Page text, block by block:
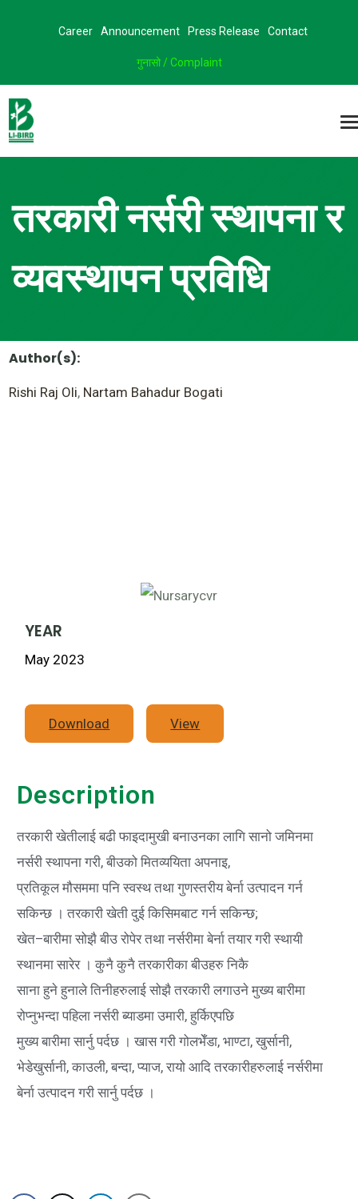
Career Announcement Press Release Contact
गुनासो / Complaint
तरकारी नर्सरी स्थापना र
व्यवस्थापन प्रविधि
Author(s):
Rishi Raj Oli, Nartam Bahadur Bogati
YEAR
May 2023
Download View
Description
तरकारी खेतीलाई बढी फाइदामुखी बनाउनका लागि सानो जमिनमा
नर्सरी स्थापना गरी, बीउको मितव्ययिता अपनाइ,
प्रतिकूल मौसममा पनि स्वस्थ तथा गुणस्तरीय बेर्ना उत्पादन गर्न
सकिन्छ । तरकारी खेती दुई किसिमबाट गर्न सकिन्छ;
खेत–बारीमा सोझै बीउ रोपेर तथा नर्सरीमा बेर्ना तयार गरी स्थायी
स्थानमा सारेर । कुनै कुनै तरकारीका बीउहरु निकै
साना हुने हुनाले तिनीहरुलाई सोझै तरकारी लगाउने मुख्य बारीमा
रोप्नुभन्दा पहिला नर्सरी ब्याडमा उमारी, हुर्किएपछि
मुख्य बारीमा सार्नु पर्दछ । खास गरी गोलभेँडा, भाण्टा, खुर्सानी,
भेडेखुर्सानी, काउली, बन्दा, प्याज, रायो आदि तरकारीहरुलाई नर्सरीमा
बेर्ना उत्पादन गरी सार्नु पर्दछ ।